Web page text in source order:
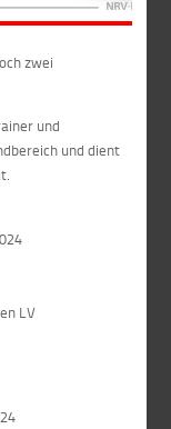
zwei
und
und dient
LV